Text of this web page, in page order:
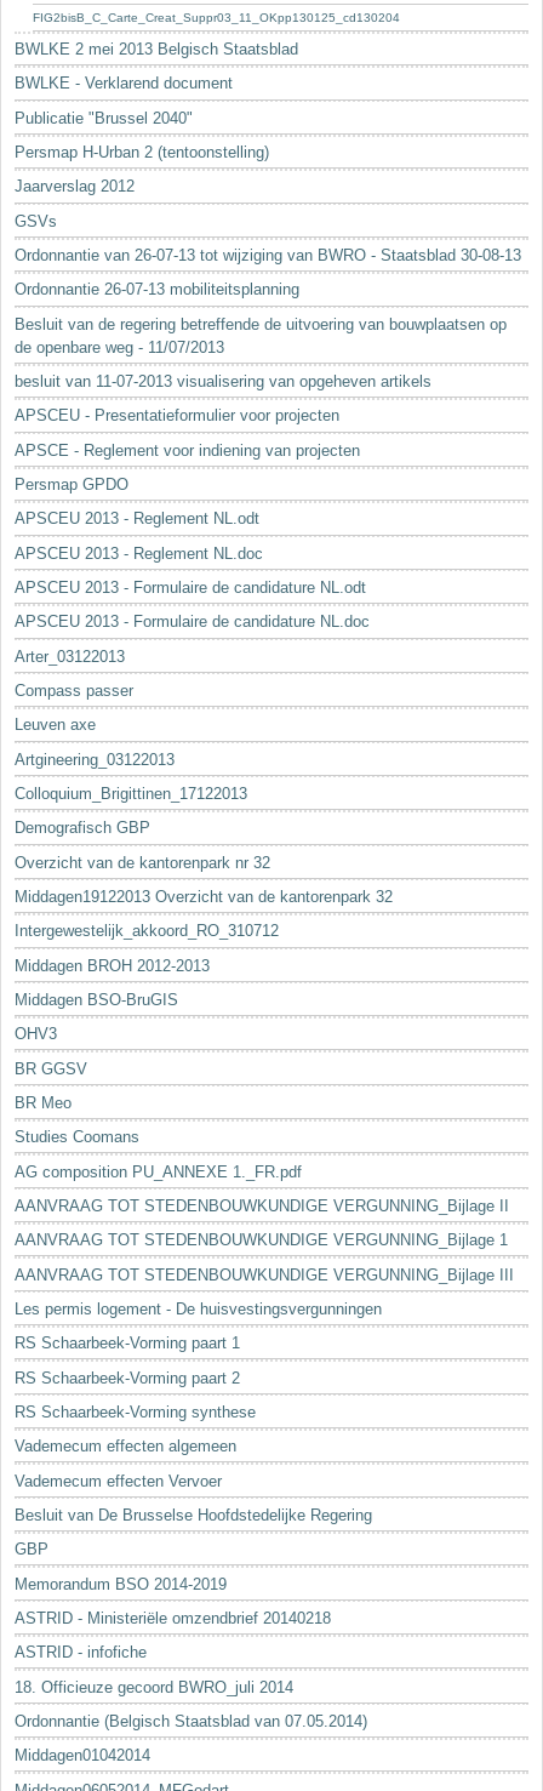
FIG2bisB_C_Carte_Creat_Suppr03_11_OKpp130125_cd130204
BWLKE 2 mei 2013 Belgisch Staatsblad
BWLKE - Verklarend document
Publicatie "Brussel 2040"
Persmap H-Urban 2 (tentoonstelling)
Jaarverslag 2012
GSVs
Ordonnantie van 26-07-13 tot wijziging van BWRO - Staatsblad 30-08-13
Ordonnantie 26-07-13 mobiliteitsplanning
Besluit van de regering betreffende de uitvoering van bouwplaatsen op
de openbare weg - 11/07/2013
besluit van 11-07-2013 visualisering van opgeheven artikels
APSCEU - Presentatieformulier voor projecten
APSCE - Reglement voor indiening van projecten
Persmap GPDO
APSCEU 2013 - Reglement NL.odt
APSCEU 2013 - Reglement NL.doc
APSCEU 2013 - Formulaire de candidature NL.odt
APSCEU 2013 - Formulaire de candidature NL.doc
Arter_03122013
Compass passer
Leuven axe
Artgineering_03122013
Colloquium_Brigittinen_17122013
Demografisch GBP
Overzicht van de kantorenpark nr 32
Middagen19122013 Overzicht van de kantorenpark 32
Intergewestelijk_akkoord_RO_310712
Middagen BROH 2012-2013
Middagen BSO-BruGIS
OHV3
BR GGSV
BR Meo
Studies Coomans
AG composition PU_ANNEXE 1._FR.pdf
AANVRAAG TOT STEDENBOUWKUNDIGE VERGUNNING_Bijlage II
AANVRAAG TOT STEDENBOUWKUNDIGE VERGUNNING_Bijlage 1
AANVRAAG TOT STEDENBOUWKUNDIGE VERGUNNING_Bijlage III
Les permis logement - De huisvestingsvergunningen
RS Schaarbeek-Vorming paart 1
RS Schaarbeek-Vorming paart 2
RS Schaarbeek-Vorming synthese
Vademecum effecten algemeen
Vademecum effecten Vervoer
Besluit van De Brusselse Hoofdstedelijke Regering
GBP
Memorandum BSO 2014-2019
ASTRID - Ministeriële omzendbrief 20140218
ASTRID - infofiche
18. Officieuze gecoord BWRO_juli 2014
Ordonnantie (Belgisch Staatsblad van 07.05.2014)
Middagen01042014